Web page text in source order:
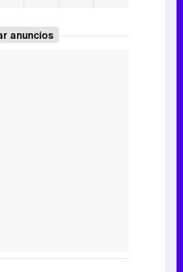
anuncios